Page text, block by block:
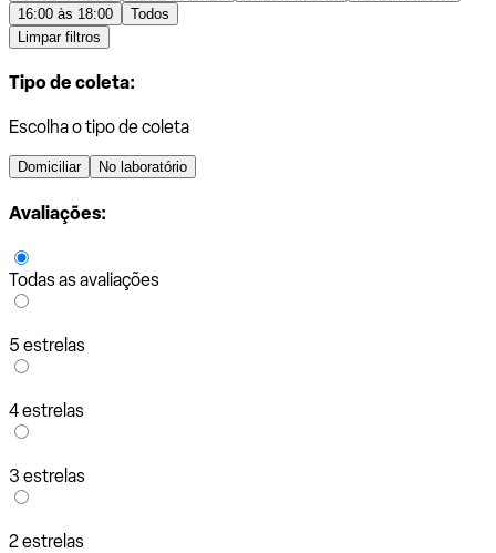
16:00 às 18:00
Todos
Limpar filtros
Tipo de coleta:
Escolha o tipo de coleta
Domiciliar No laboratório
Avaliações:
Todas as avaliações
5 estrelas
4 estrelas
3 estrelas
2 estrelas